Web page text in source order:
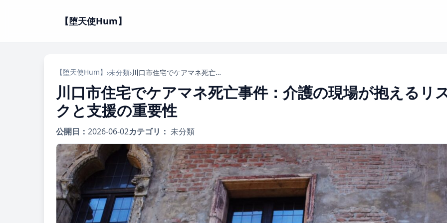
【堕天使Hum】
【堕天使Hum】 ›未分類› 川口市住宅でケアマネ死亡事件：介護の現場が抱えるリスクと支援の重要性
川口市住宅でケアマネ死亡事件：介護の現場が抱えるリ
クと支援の重要性
公開日： 2026-06-02カテゴリ： 未分類